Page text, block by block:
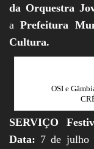
da Orquestra
aPrefeitura
Cultura.
OSI e
SERVIÇO
Data: 7 de julhol